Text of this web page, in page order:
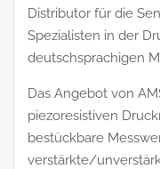
Distributor für die
Spezialisten in der
deutschsprachigen
Das Angebot von
piezoresistiven
bestückbare
verstärkte/